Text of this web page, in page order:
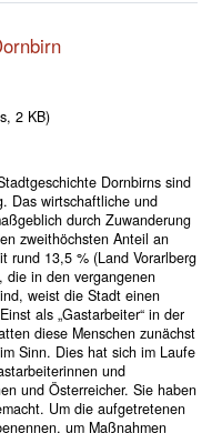
2 KB)
Dornbirns sind
Das wirtschaftliche und
durch Zuwanderung
zweithöchsten Anteil an
rund 13,5 % (Land Vorarlberg
die in den vergangenen
weist die Stadt einen
als „Gastarbeiter“ in der
diese Menschen zunächst
Sinn. Dies hat sich im Laufe
und
und Österreicher. Sie haben
Um die aufgetretenen
um Maßnahmen